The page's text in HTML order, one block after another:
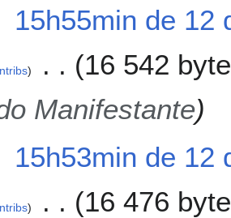
15h55min de 12
16 542
Manifestante
15h53min de 12
16 476